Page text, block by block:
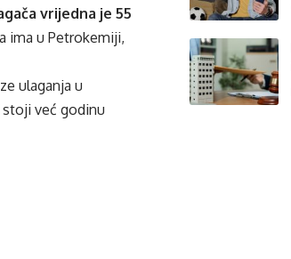
vrijedna je 55
ima u Petrokemiji,
ulaganja u
već godinu